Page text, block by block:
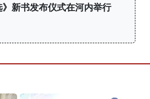
》新书发布仪式在河内举行